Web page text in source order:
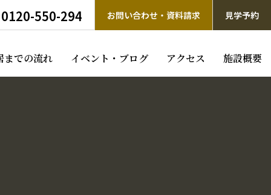
0120-550-294 お問い合わせ・資料請求 見学予約
までの流れ イベント・ブログ アクセス 施設概要